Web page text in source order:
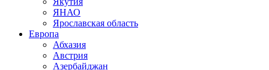
ЯНАО
Ярославская область
Европа
Абхазия
Австрия
Азербайджан